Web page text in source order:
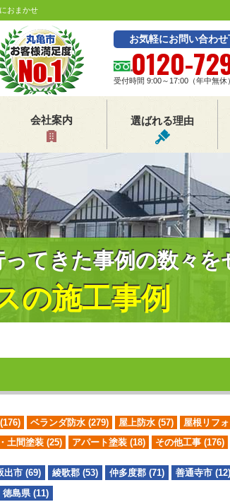
おまかせ
お気軽にお問い合わせ
0120-
受付時間 9:00～17:00（年中無休）
会社案内 選ばれる理由
てきた事例の数々を
の施工事例
(176) ベランダ防水 (279) 屋上防水 (57) 屋根リフ
土間塗装 (25) アパート塗装 (18) その他工事 (176)
出市 (69) 綾歌郡 (53) 仲多度郡 (71) 善通寺市 (12)
徳島県 (11)